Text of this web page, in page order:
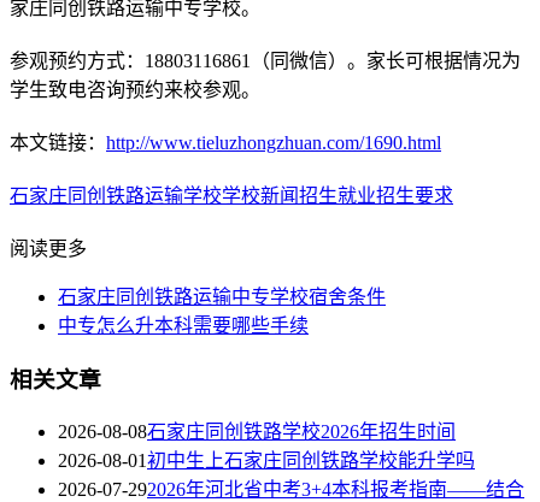
家庄同创铁路运输中专学校。
参观预约方式：18803116861（同微信）。家长可根据情况为
学生致电咨询预约来校参观。
本文链接： http://www.tieluzhongzhuan.com/1690.html
石家庄同创铁路运输学校学校新闻招生就业招生要求
阅读更多
石家庄同创铁路运输中专学校宿舍条件
中专怎么升本科需要哪些手续
相关文章
2026-08-08石家庄同创铁路学校2026年招生时间
2026-08-01初中生上石家庄同创铁路学校能升学吗
2026-07-292026年河北省中考3+4本科报考指南——结合